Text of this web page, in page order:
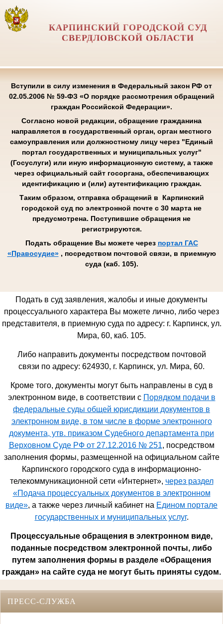
КАРПИНСКИЙ ГОРОДСКОЙ СУД
СВЕРДЛОВСКОЙ ОБЛАСТИ
Вступили в силу изменения в Федеральный закон РФ от
02.05.2006 № 59-ФЗ «О порядке рассмотрения обращений
граждан Российской Федерации».
Согласно новой редакции, обращение гражданина
направляется в государственный орган, орган местного
самоуправления или должностному лицу через "Единый
портал государственных и муниципальных услуг"
(Госуслуги) или иную информационную систему, а также
через официальный сайт госоргана, обеспечивающих
идентификацию и (или) аутентификацию граждан.
Таким образом, отправка обращений в Карпинский
городской суд по электронной почте с 30 марта не
предусмотрена. Поступившие обращения не
регистрируются.
Подать обращение Вы можете через портал ГАС
«Правосудие», посредством почтовой связи, в приемную
суда (каб. 105).
Подать в суд заявления, жалобы и иные документы
процессуального характера Вы можете лично, либо через
представителя, в приемную суда по адресу: г. Карпинск, ул.
Мира, 60, каб. 105.
Либо направить документы посредством почтовой
связи по адресу: 624930, г. Карпинск, ул. Мира, 60.
Кроме того, документы могут быть направлены в суд в
электронном виде, в соответствии с Порядком подачи в
федеральные суды общей юрисдикции документов в
электронном виде, в том числе в форме электронного
документа, утв. приказом Судебного департамента при
Верховном Суде РФ от 27.12.2016 № 251, посредством
заполнения формы, размещенной на официальном сайте
Карпинского городского суда в информационно-
телекоммуникационной сети «Интернет», через раздел
«Подача процессуальных документов в электронном
виде», а также через личный кабинет на Едином портале
государственных и муниципальных услуг.
Процессуальные обращения в электронном виде,
поданные посредством электронной почты, либо
путем заполнения формы в разделе «Обращения
граждан» на сайте суда не могут быть приняты судом.
ПРЕСС-СЛУЖБА